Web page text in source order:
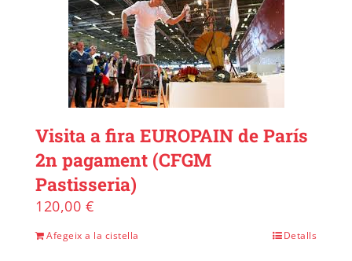
Visita a fira EUROPAIN de París
2n pagament (CFGM
Pastisseria)
120,00 €
Afegeix a la cistella Detalls